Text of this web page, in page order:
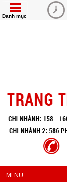
Danh mục
MENU